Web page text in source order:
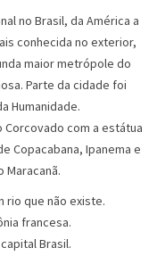
no Brasil, da América a
conhecida no exterior,
maior metrópole do
Parte da cidade foi
Humanidade.
Corcovado com a estátua
Copacabana, Ipanema e
Maracanã.
rio que não existe.
francesa.
Brasil.